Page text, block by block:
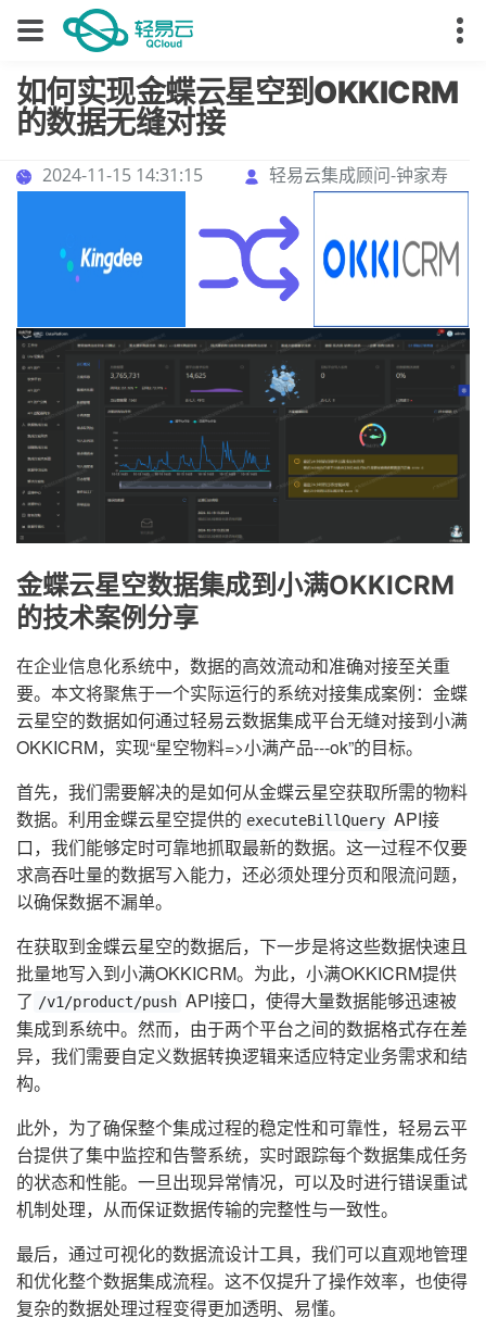
如何实现金蝶云星空到OKKICRM
的数据无缝对接
2024-11-15 14:31:15 轻易云集成顾问-钟家寿
金蝶云星空数据集成到小满OKKICRM
的技术案例分享
在企业信息化系统中，数据的高效流动和准确对接至关重
要。本文将聚焦于一个实际运行的系统对接集成案例：金蝶
云星空的数据如何通过轻易云数据集成平台无缝对接到小满
OKKICRM，实现“星空物料=>小满产品---ok”的目标。
首先，我们需要解决的是如何从金蝶云星空获取所需的物料
数据。利用金蝶云星空提供的 executeBillQuery API接
口，我们能够定时可靠地抓取最新的数据。这一过程不仅要
求高吞吐量的数据写入能力，还必须处理分页和限流问题，
以确保数据不漏单。
在获取到金蝶云星空的数据后，下一步是将这些数据快速且
批量地写入到小满OKKICRM。为此，小满OKKICRM提供
了 /v1/product/push API接口，使得大量数据能够迅速被
集成到系统中。然而，由于两个平台之间的数据格式存在差
异，我们需要自定义数据转换逻辑来适应特定业务需求和结
构。
此外，为了确保整个集成过程的稳定性和可靠性，轻易云平
台提供了集中监控和告警系统，实时跟踪每个数据集成任务
的状态和性能。一旦出现异常情况，可以及时进行错误重试
机制处理，从而保证数据传输的完整性与一致性。
最后，通过可视化的数据流设计工具，我们可以直观地管理
和优化整个数据集成流程。这不仅提升了操作效率，也使得
复杂的数据处理过程变得更加透明、易懂。